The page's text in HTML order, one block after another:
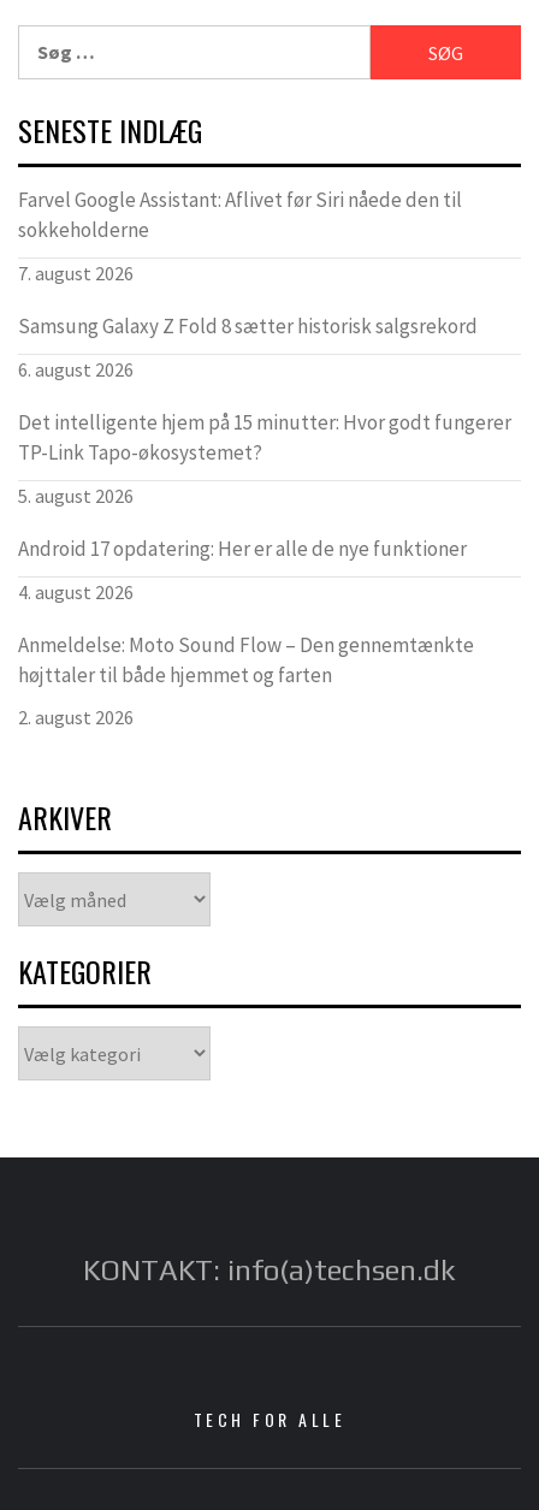
efter:
SENESTE INDLÆG
Farvel Google Assistant: Aflivet før Siri nåede den til
sokkeholderne
7. august 2026
Samsung Galaxy Z Fold 8 sætter historisk salgsrekord
6. august 2026
Det intelligente hjem på 15 minutter: Hvor godt fungerer
TP-Link Tapo-økosystemet?
5. august 2026
Android 17 opdatering: Her er alle de nye funktioner
4. august 2026
Anmeldelse: Moto Sound Flow – Den gennemtænkte
højttaler til både hjemmet og farten
2. august 2026
ARKIVER
KATEGORIER
KONTAKT: info(a)techsen.dk
TECH FOR ALLE